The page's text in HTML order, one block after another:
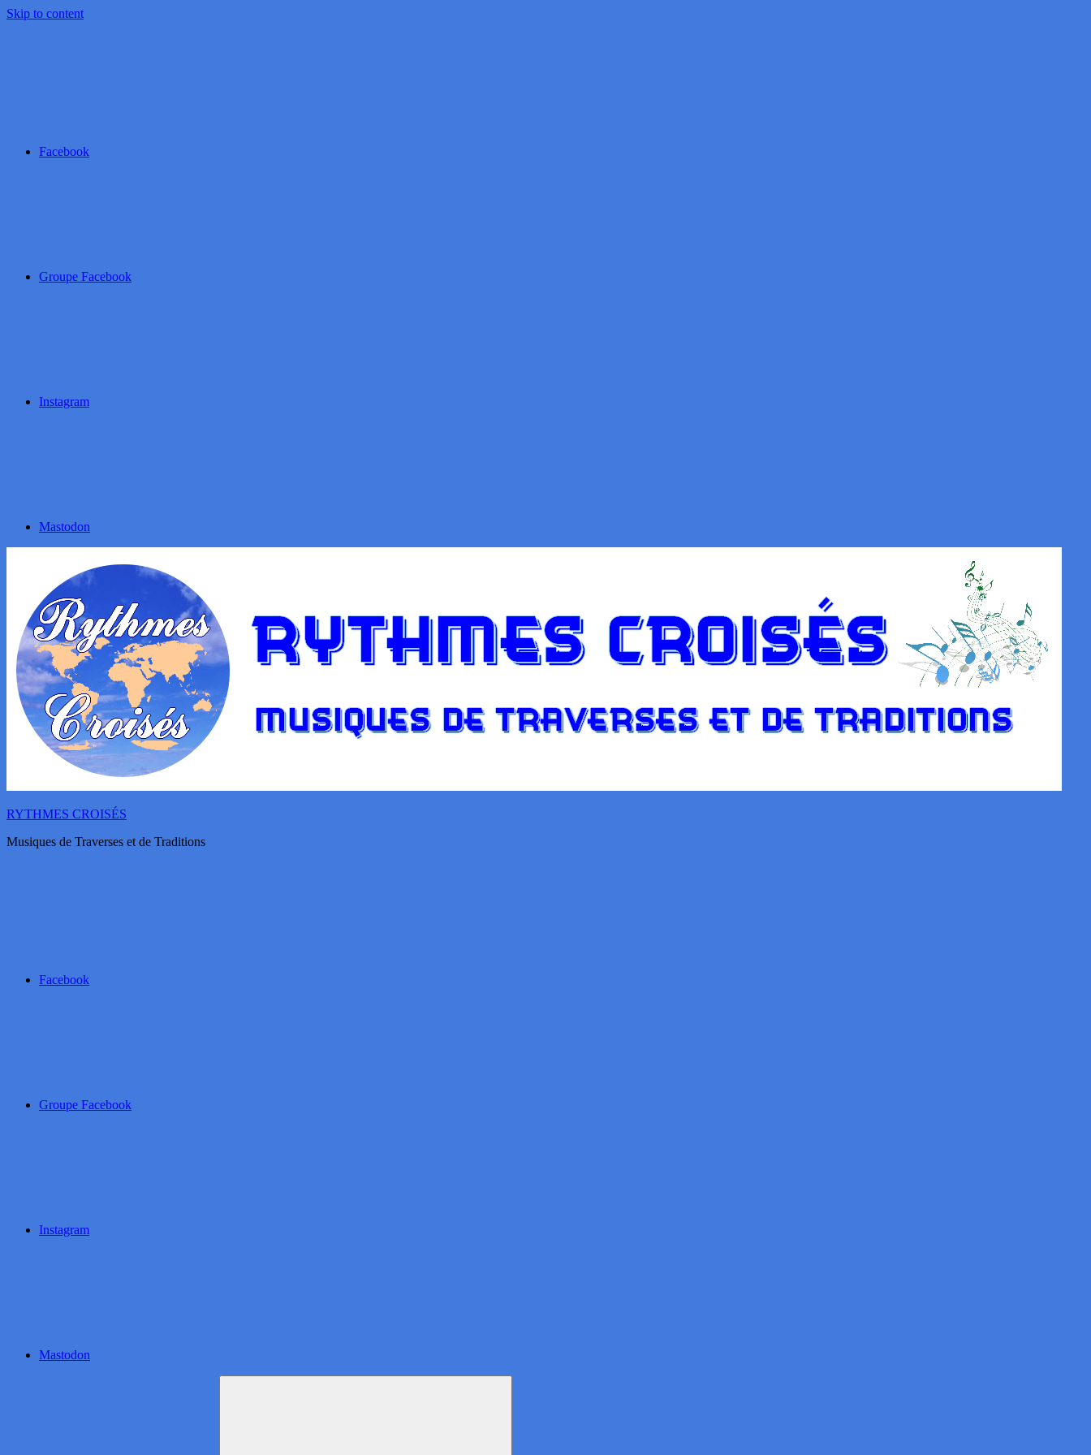
Skip to content
Facebook
Groupe Facebook
Instagram
Mastodon
RYTHMES CROISÉS
Musiques de Traverses et de Traditions
Facebook
Groupe Facebook
Instagram
Mastodon